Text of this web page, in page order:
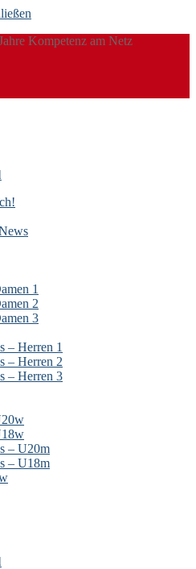
Kompetenz am Netz
1
2
3
– Herren 1
– Herren 2
– Herren 3
– U20m
– U18m